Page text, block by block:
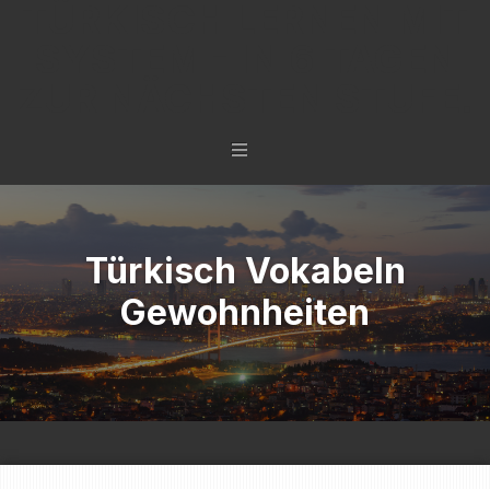
Türkisch Vokabeln
Gewohnheiten